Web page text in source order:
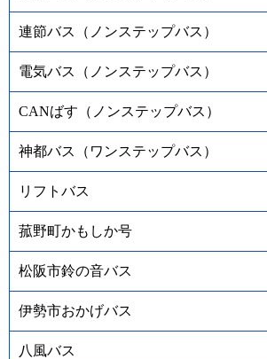
連節バス（ノンステップバス）
電気バス（ノンステップバス）
CANばす（ノンステップバス）
神都バス（ワンステップバス）
リフトバス
菰野町かもしか号
松阪市鈴の音バス
伊勢市おかげバス
八風バス